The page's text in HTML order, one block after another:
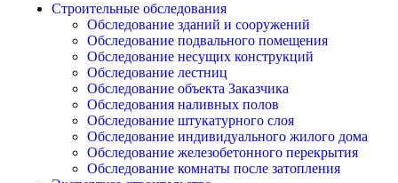
Строительные обследования
Обследование зданий и сооружений
Обследование подвального помещения
Обследование несущих конструкций
Обследование лестниц
Обследование объекта Заказчика
Обследования наливных полов
Обследование штукатурного слоя
Обследование индивидуального жилого дома
Обследование железобетонного перекрытия
Обследование комнаты после затопления